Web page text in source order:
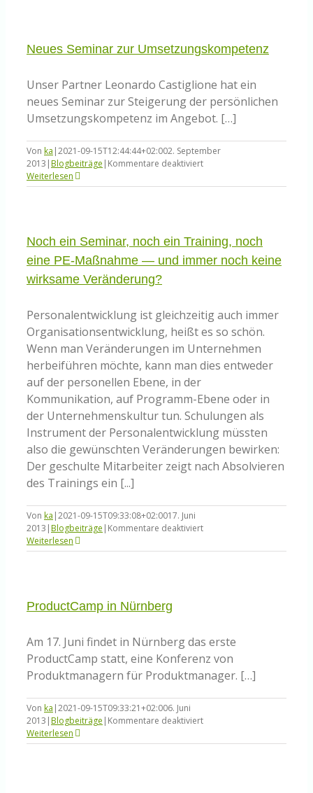
Neues Seminar zur Umsetzungskompetenz
Unser Partner Leonardo Castiglione hat ein
neues Seminar zur Steigerung der persönlichen
Umsetzungskompetenz im Angebot. […]
Von ka |2021-09-15T12:44:44+02:002. September
2013 |Blogbeiträge | Kommentare deaktiviertfür
Seminar
Weiterlesen
Noch ein Seminar, noch ein Training, noch
eine PE-Maßnahme — und immer noch keine
wirksame Veränderung?
Personalentwicklung ist gleichzeitig auch immer
Organisationsentwicklung, heißt es so schön.
Wenn man Veränderungen im Unternehmen
herbeiführen möchte, kann man dies entweder
auf der personellen Ebene, in der
Kommunikation, auf Programm-Ebene oder in
der Unternehmenskultur tun. Schulungen als
Instrument der Personalentwicklung müssten
also die gewünschten Veränderungen bewirken:
Der geschulte Mitarbeiter zeigt nach Absolvieren
des Trainings ein [...]
Von ka |2021-09-15T09:33:08+02:0017. Juni
2013 |Blogbeiträge | Kommentare deaktiviertfür
ein
PE-
—
und
keine
Veränderung?
Weiterlesen
ProductCamp in Nürnberg
Am 17. Juni findet in Nürnberg das erste
ProductCamp statt, eine Konferenz von
Produktmanagern für Produktmanager. […]
Von ka |2021-09-15T09:33:21+02:006. Juni
2013 |Blogbeiträge | Kommentare deaktiviertfür
in
Weiterlesen